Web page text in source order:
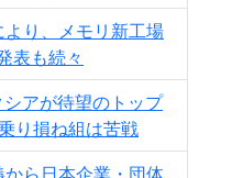
り、メモリ新工場
表も続々
アが待望のトップ
り損ね組は苦戦